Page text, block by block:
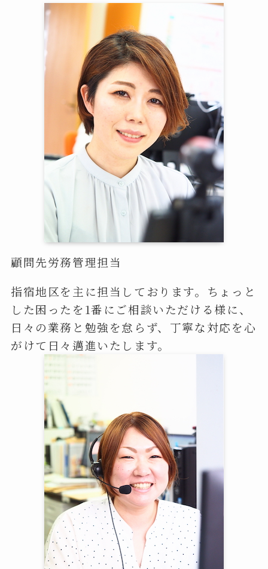
顧問先労務管理担当
指宿地区を主に担当しております。ちょっと
した困ったを1番にご相談いただける様に、
日々の業務と勉強を怠らず、丁寧な対応を心
がけて日々邁進いたします。